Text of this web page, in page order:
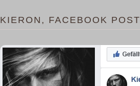
KIERON, FACEBOOK POST